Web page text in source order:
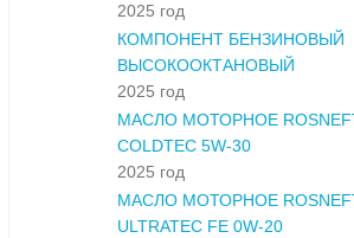
2025 год
КОМПОНЕНТ БЕНЗИНОВЫЙ
ВЫСОКООКТАНОВЫЙ
2025 год
МАСЛО МОТОРНОЕ
COLDTEC 5W-30
2025 год
МАСЛО МОТОРНОЕ
ULTRATEC FE 0W-20